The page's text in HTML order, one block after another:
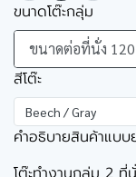
ขนาดโต๊ะกลุ่ม
ขนาดต่อที่นั่ง
สีโต๊ะ
Beech / Gray
คำอธิบายสินค้าแบบ